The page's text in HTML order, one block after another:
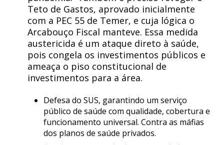
Teto de Gastos, aprovado inicialmente
com a PEC 55 de Temer, e cuja lógica o
Arcabouço Fiscal manteve. Essa medida
austericida é um ataque direto à saúde,
pois congela os investimentos públicos e
ameaça o piso constitucional de
investimentos para a área.
Defesa do SUS, garantindo um serviço
público de saúde com qualidade, cobertura e
funcionamento universal. Contra as máfias
dos planos de saúde privados.